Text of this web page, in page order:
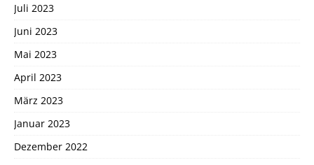
Juli 2023
Juni 2023
Mai 2023
April 2023
März 2023
Januar 2023
Dezember 2022